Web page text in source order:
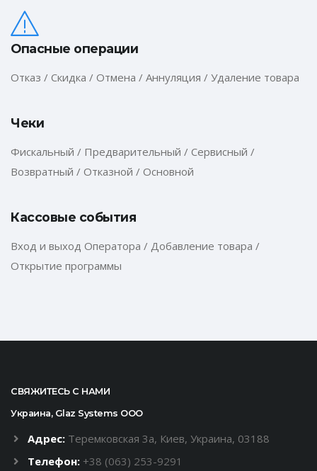
Опасные операции
Отказ / Скидка / Отмена / Аннуляция / Удаление товара
Чеки
Фискальный / Предварительный / Сервисный /
Возвратный / Отказной / Основной
Кассовые события
Вход и выход Оператора / Добавление товара /
Открытие программы
СВЯЖИТЕСЬ С НАМИ
Украина, Glaz Systems ООО
Адрес: Теремковская 3а, Киев, Украина, 03188
Телефон: +38 (063) 253-9291